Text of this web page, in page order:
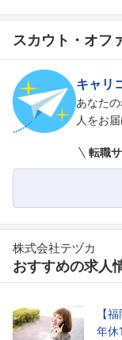
スカウト・オフ
キャリ
あなた
人をお届
転職
株式会社テヅカ
おすすめの求人
【
年休